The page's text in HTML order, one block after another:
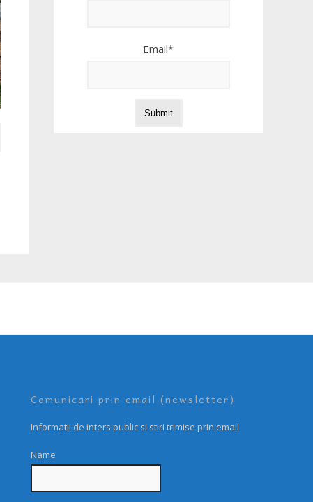
Email*
Comunicari prin email (newsletter)
Informatii de inters public si stiri trimise prin email
Name